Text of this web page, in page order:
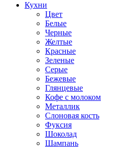
Кухни
Цвет
Белые
Черные
Желтые
Красные
Зеленые
Серые
Бежевые
Глянцевые
Кофе с молоком
Металлик
Слоновая кость
Фуксия
Шоколад
Шампань